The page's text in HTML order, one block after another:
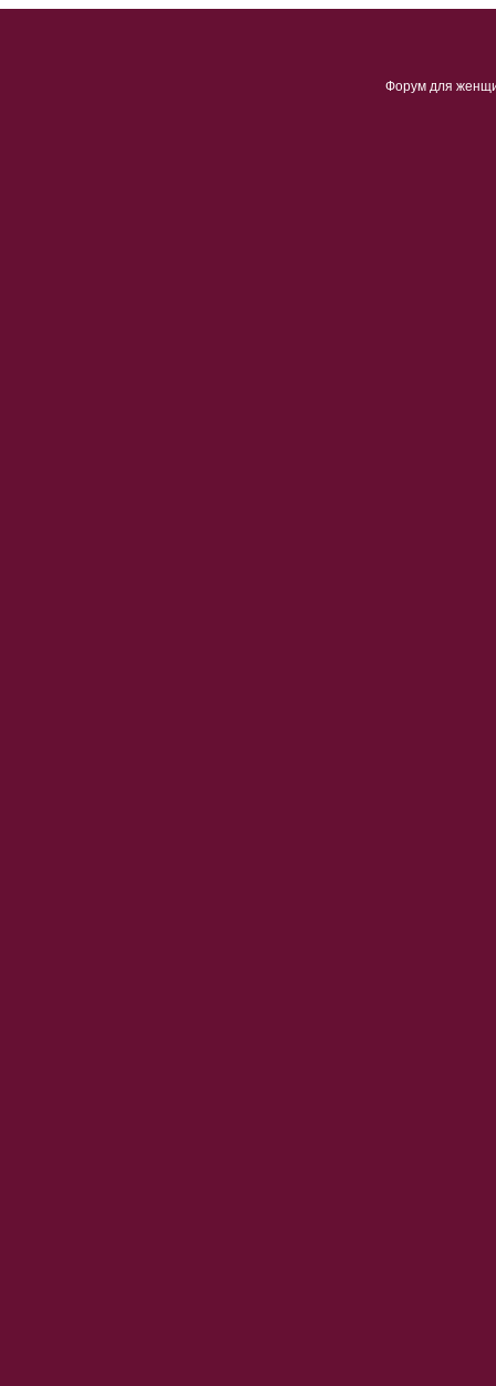
Форум для